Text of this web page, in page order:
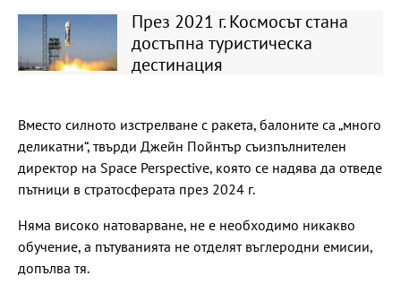
През 2021 г. Космосът стана
достъпна туристическа
дестинация
Вместо силното изстрелване с ракета, балоните са „много
деликатни“, твърди Джейн Пойнтър съизпълнителен
директор на Space Perspective, която се надява да отведе
пътници в стратосферата през 2024 г.
Няма високо натоварване, не е необходимо никакво
обучение, а пътуванията не отделят въглеродни емисии,
допълва тя.